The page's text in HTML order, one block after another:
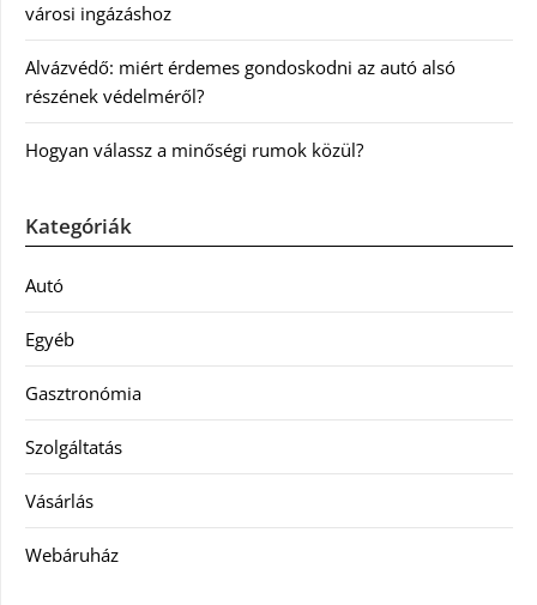
városi ingázáshoz
Alvázvédő: miért érdemes gondoskodni az autó alsó
részének védelméről?
Hogyan válassz a minőségi rumok közül?
Kategóriák
Autó
Egyéb
Gasztronómia
Szolgáltatás
Vásárlás
Webáruház